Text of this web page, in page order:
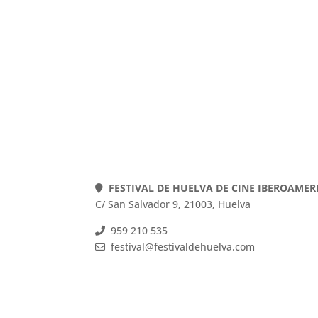
FESTIVAL DE HUELVA DE CINE
C/ San Salvador 9, 21003, Huelva
959 210 535
festival@festivaldehuelva.com